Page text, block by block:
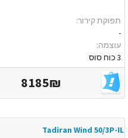
תפוקת קירור:
-
עוצמה:
3 כוח סוס
8185₪
Tadiran Wind 50/3P-IL